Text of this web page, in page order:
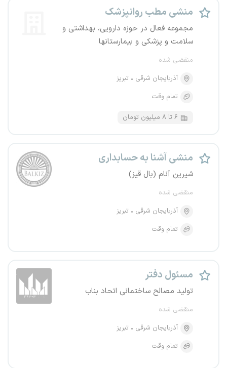
منشی مطب روانپزشک
مجموعه فعال در حوزه دارویی، بهداشتی و
سلامت و پزشکی و بیمارستانها
منقضی شده
آذربایجان شرقی
تبریز
تمام وقت
۶ تا ۸ میلیون تومان
منشی آشنا به حسابداری
شیرین آنام (بال قیز)
منقضی شده
آذربایجان شرقی
تبریز
تمام وقت
مسئول دفتر
تولید مصالح ساختمانی اتحاد بناب
منقضی شده
آذربایجان شرقی
تبریز
تمام وقت